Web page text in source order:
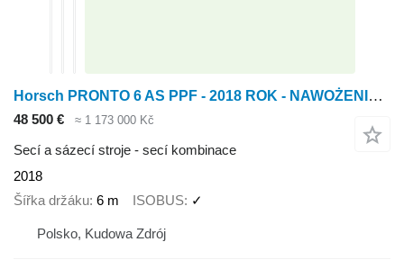
Horsch PRONTO 6 AS PPF - 2018 ROK - NAWOŻENIE - ISOBUS - 3-PKT
48 500 € ≈ 1 173 000 Kč
Secí a sázecí stroje - secí kombinace
2018
Šířka držáku 6 m ISOBUS ✓
Polsko, Kudowa Zdrój